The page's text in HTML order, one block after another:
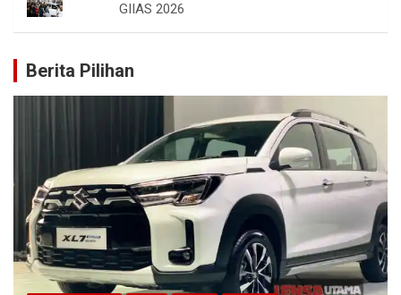
GIIAS 2026
Berita Pilihan